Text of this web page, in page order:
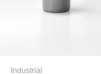
Industrial